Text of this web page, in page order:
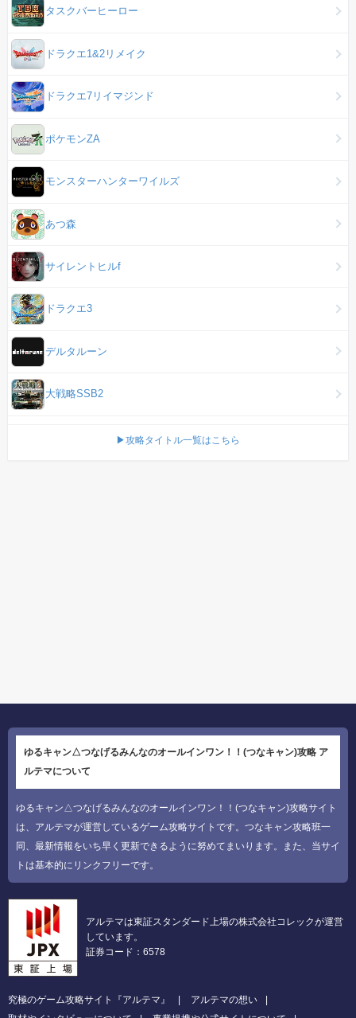
タスクバーヒーロー
ドラクエ1&2リメイク
ドラクエ7リイマジンド
ポケモンZA
モンスターハンターワイルズ
あつ森
サイレントヒルf
ドラクエ3
デルタルーン
大戦略SSB2
▶攻略タイトル一覧はこちら
ゆるキャン△つなげるみんなのオールインワン！！(つなキャン)攻略 ア
ルテマについて
ゆるキャン△つなげるみんなのオールインワン！！(つなキャン)攻略サイト
は、アルテマが運営しているゲーム攻略サイトです。つなキャン攻略班一
同、最新情報をいち早く更新できるように努めてまいります。また、当サイ
トは基本的にリンクフリーです。
アルテマは東証スタンダード上場の株式会社コレックが運営
しています。
証券コード：6578
究極のゲーム攻略サイト『アルテマ』
アルテマの想い